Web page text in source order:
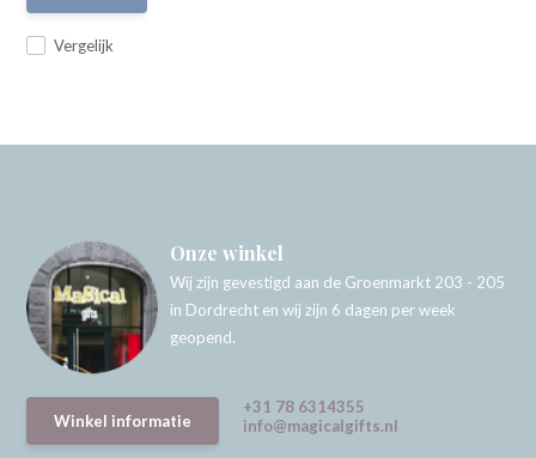
Vergelijk
Onze winkel
Wij zijn gevestigd aan de Groenmarkt 203 - 205
in Dordrecht en wij zijn 6 dagen per week
geopend.
Winkel informatie
+31 78 6314355
info@magicalgifts.nl